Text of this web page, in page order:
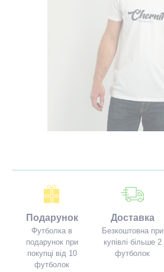
Подарунок
Футболка в
подарунок при
покупці від 10
футболок
Доставка
Безкоштовна при
купівлі більше 2
футболок